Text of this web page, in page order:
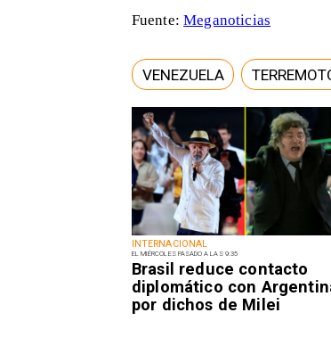
INTERNACIONAL
EL MIÉRCOLES PASADO A LAS 9:35
Brasil reduce contacto
diplomático con
por dichos de Milei
Fuente:Meganoticias
VENEZUELA